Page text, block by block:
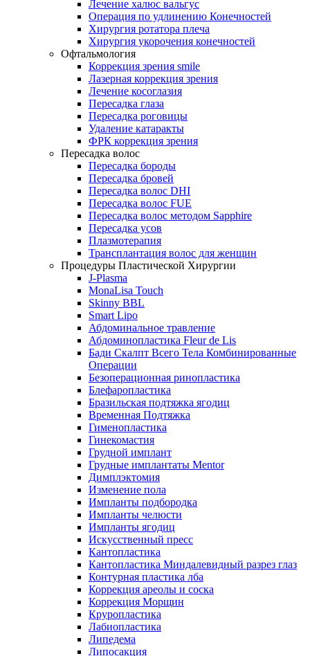
Лечение халюс вальгус
Операция по удлинению Конечностей
Хирургия ротатора плеча
Хирургия укорочения конечностей
Офтальмология
Коррекция зрения smile
Лазерная коррекция зрения
Лечение косоглазия
Пересадка глаза
Пересадка роговицы
Удаление катаракты
ФРК коррекция зрения
Пересадка волос
Пересадка бороды
Пересадка бровей
Пересадка волос DHI
Пересадка волос FUE
Пересадка волос методом Sapphire
Пересадка усов
Плазмотерапия
Трансплантация волос для женщин
Процедуры Пластической Хирургии
J-Plasma
MonaLisa Touch
Skinny BBL
Smart Lipo
Абдоминальное травление
Абдоминопластика Fleur de Lis
Бади Скалпт Всего Тела Комбинированные
Операции
Безоперационная ринопластика
Блефаропластика
Бразильская подтяжка ягодиц
Временная Подтяжка
Гименопластика
Гинекомастия
Грудной имплант
Грудные имплантаты Mentor
Димплэктомия
Изменение пола
Импланты подбородка
Импланты челюсти
Импланты ягодиц
Искусственный пресс
Кантопластика
Кантопластика Миндалевидный разрез глаз
Контурная пластика лба
Коррекция ареолы и соска
Коррекция Морщин
Круропластика
Лабиопластика
Липедема
Липосакция